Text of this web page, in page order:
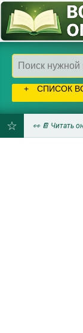
СПИСОК
👀 📔 Читать